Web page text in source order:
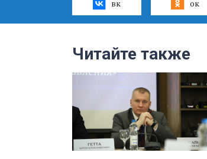
вк ок
Читайте также